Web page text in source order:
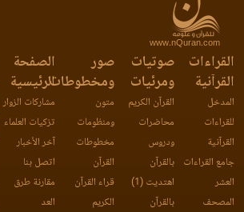
www.nQuran.com
القراءات
القرآنية
المدخل
للقراءات
القرآنية
جامع القراءات
العشر
المصحف
صوتيات
ومرئيات
القرآن الكريم
محاضرات
ودروس
بالقرآن
اهتديت (1)
بالقرآن
صور
ومخطوطات
متون
ومنظومات
مخطوطات
القرآن
قراء القرآن
الكريم
الصفحة
الرئيسية
مشاركات الزوار
تزكيات العلماء
آخر الأخبار
اتصل بنا
مقارنة طرق
العد